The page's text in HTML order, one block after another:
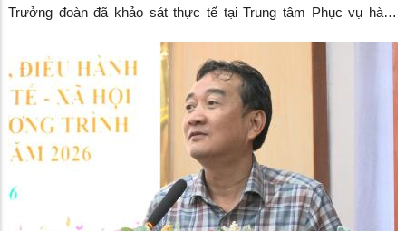
Trưởng đoàn đã khảo sát thực tế tại Trung tâm Phục vụ hành
việc thực hiện thủ tục hành chính theo cơ chế một cửa, một cửa
liên thông. Tiếp và làm việc với Đoàn có bà Nguyễn Thị Hoàn
Xuân, Phó Bí thư Thường trực Đảng ủy, Chủ tịch HĐND phường;
ông Dương Hồng Tuấn, Phó Chủ tịch UBND phường cùng lãnh
đạo các cơ quan, đơn vị liên quan.